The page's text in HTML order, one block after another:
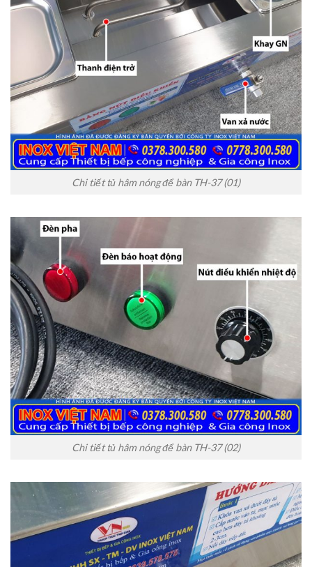
Chi tiết tủ hâm nóng để bàn TH-37 (01)
Chi tiết tủ hâm nóng để bàn TH-37 (02)